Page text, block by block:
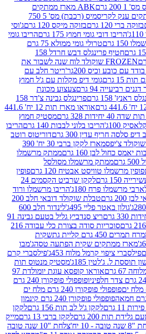
ABK מארז ממתקים
ABK מארז ממתקים ענק לקריסמיס (רכבת) מס' 5 750
בזוקה ברי 120 גרם בזוקה מיקס 120 גרם
ג'וסי
הריבו דובי גומי חמוץ 175 גרם
הריבו גומי
גרם
טרולי גומי ממולא 75 גרם
חטיף פרינגלס דבש חרדל 158
FROZEN שוקולד לוח שנה לשבור את
עם כובע וכיס 200גר'
ריטר חלב עם
15 גרם
גומי דיפ מקלות עם ג'ל חמוץ
רביעייה 94 גרם
צעצוע מכונת
ראנץ' 158 גרם
פרינגלס גבינה צ'דר 158
אוראו מארז תות 12 יח' 441.6
328 גרם
מסטיק חמוץ
100ג' הריבו בלוני לבבות 140 גרם
הריבו
סלסה חריף עדין 300 גרם
דוריטוס רוטב
צ'יפס
מארז לקקן ברבי 30 יח' 390
כחול לבן 160 גרם
ממתק מרשמלו
ממתק מרשמלו מסולסל
פופין מרשמלו טוויסט אבטיח 120 גרם
פופין
150 גרם
לקקן שרביט הקסמים 24
מרשמלו פרח 180ג'
הריבו מרשמלו ורוד
גרם
טבלת שוקולד דובאי חלב 200
גולון באטר פליי 495ג'
לינדור חלב 600
ריצ סנדביץ גליל בטעם גבינה 91
סוכריות סודה בצורת כלי עבודה 216
תמרים 450 גרם קליית גת
שקית
מארז ממתקים שקית הפתעה טסהג'מבו
פילסברי ציפוי קרמל מלוח 453ג'
פילסברי קרם
תוססת ל. ג'לטין 185ג'
מסטיק מנטוס תות
67 גרם
אוראו קופסא עוגת יומולדת 97
פופפולי פופקורן 240 גרם
פופפולי פופקורן 240 גרם מלח ים
פופפולי פופקורן 240 גרם קינמון
גרם לקקן ג'ל לב תות 156 גרם
לקקן
תות 200 גרם לקקן ברבי 13 גרם
מייק
טובה - 10 יח'
צלחת "10 שנה טובה